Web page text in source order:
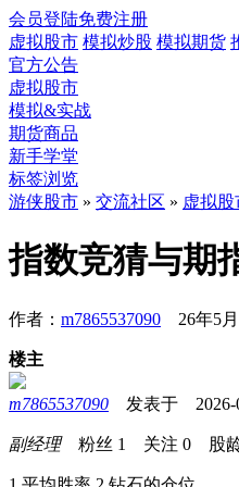
会员登陆免费注册
虚拟股市 模拟炒股 模拟期货
官方公告
虚拟股市
模拟&实战
期货商品
新手学堂
标签浏览
游侠股市 » 交流社区 » 虚拟股
指数竞猜与期
作者： m7865537090 26年5
楼主
m7865537090 发表于 2026-
副经理粉丝 1 关注 0 股